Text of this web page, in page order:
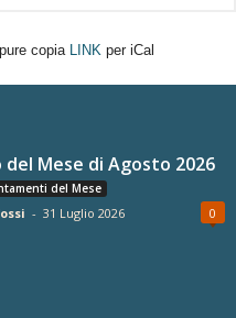
copia LINK per iCal
del Mese di Agosto 2026
del Mese
- 31 Luglio 2026 0